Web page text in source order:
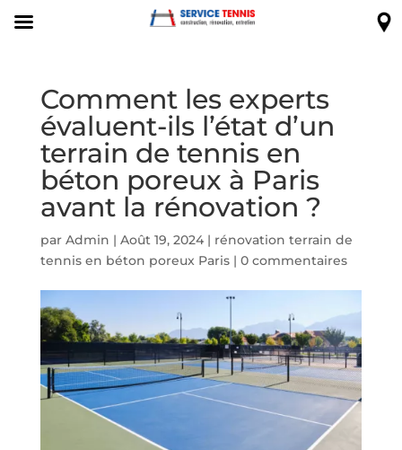
Comment les experts
évaluent-ils l’état d’un
terrain de tennis en
béton poreux à Paris
avant la rénovation ?
par Admin | Août 19, 2024| rénovation terrain de
tennis en béton poreux Paris| 0 commentaires